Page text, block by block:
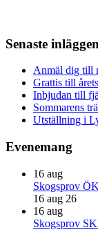
Primärt
sidofält
Senaste inläggen
Anmäl dig till
Grattis till
Inbjudan till
Sommarens
Utställning i
Evenemang
16 aug
Skogsprov
16 aug 26
16 aug
Skogsprov